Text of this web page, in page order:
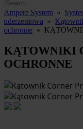
Ampere System »
uderzeniowa »
ochronne »
KĄTOWNIKI
OCHRONNE